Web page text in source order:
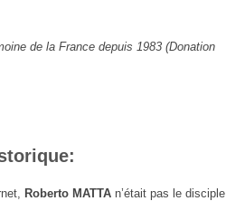
de la France depuis 1983 (Donation
Roberto MATTA n’était pas le disciple